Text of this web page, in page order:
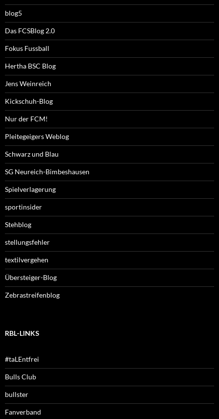
blog5
Das FCSBlog 2.0
Fokus Fussball
Hertha BSC Blog
Jens Weinreich
Kickschuh-Blog
Nur der FCM!
Pleitegeigers Weblog
Schwarz und Blau
SG Neureich-Bimbeshausen
Spielverlagerung
sportinsider
Stehblog
stellungsfehler
textilvergehen
Übersteiger-Blog
Zebrastreifenblog
RBL-LINKS
#taLEntfrei
Bulls Club
bullster
Fanverband